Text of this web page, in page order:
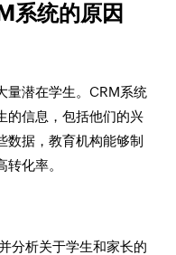
系统的原因
量潜在学生。CRM系统
的信息，包括他们的兴
数据，教育机构能够制
化率。
分析关于学生和家长的